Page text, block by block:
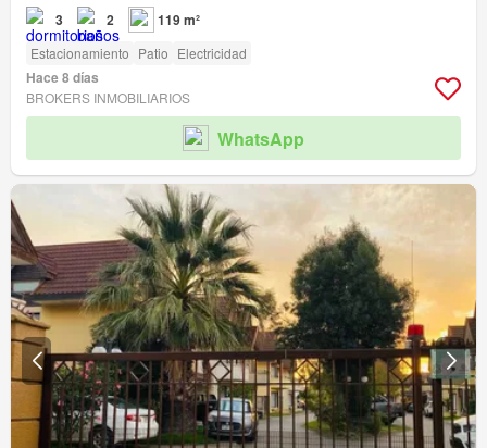
3 2 119 m²
Estacionamiento Patio Electricidad
Hace 8 días
BROKERS INMOBILIARIOS
WhatsApp